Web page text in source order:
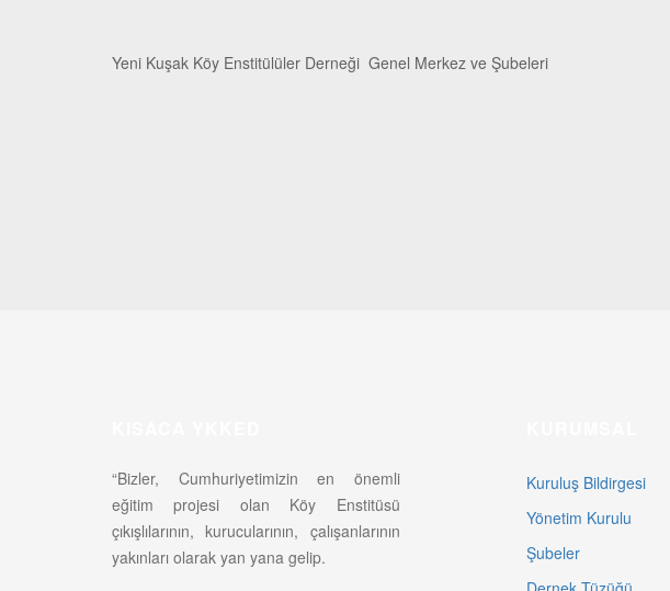
Yeni Kuşak Köy Enstitülüler Derneği Genel Merkez ve Şubeleri
“Bizler, Cumhuriyetimizin en önemli
eğitim projesi olan Köy Enstitüsü
çıkışlılarının, kurucularının, çalışanlarının
yakınları olarak yan yana gelip.
Kuruluş Bildirgesi
Yönetim Kurulu
Şubeler